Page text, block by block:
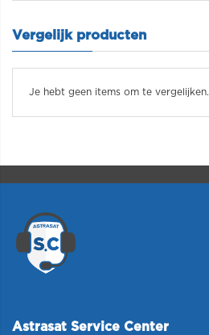
Vergelijk producten
Je hebt geen items om te vergelijken.
Astrasat Service Center